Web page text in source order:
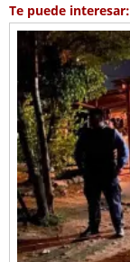
Te puede interesar: